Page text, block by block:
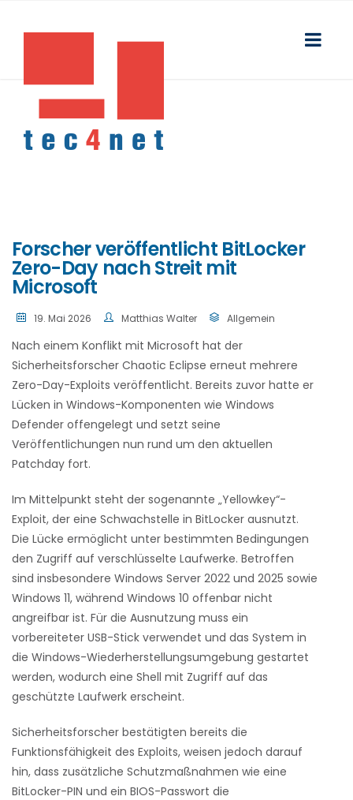
Forscher veröffentlicht BitLocker
Zero-Day nach Streit mit
Microsoft
19. Mai 2026 Matthias Walter Allgemein
Nach einem Konflikt mit Microsoft hat der
Sicherheitsforscher Chaotic Eclipse erneut mehrere
Zero-Day-Exploits veröffentlicht. Bereits zuvor hatte er
Lücken in Windows-Komponenten wie Windows
Defender offengelegt und setzt seine
Veröffentlichungen nun rund um den aktuellen
Patchday fort.
Im Mittelpunkt steht der sogenannte „Yellowkey“-
Exploit, der eine Schwachstelle in BitLocker ausnutzt.
Die Lücke ermöglicht unter bestimmten Bedingungen
den Zugriff auf verschlüsselte Laufwerke. Betroffen
sind insbesondere Windows Server 2022 und 2025 sowie
Windows 11, während Windows 10 offenbar nicht
angreifbar ist. Für die Ausnutzung muss ein
vorbereiteter USB-Stick verwendet und das System in
die Windows-Wiederherstellungsumgebung gestartet
werden, wodurch eine Shell mit Zugriff auf das
geschützte Laufwerk erscheint.
Sicherheitsforscher bestätigten bereits die
Funktionsfähigkeit des Exploits, weisen jedoch darauf
hin, dass zusätzliche Schutzmaßnahmen wie eine
BitLocker-PIN und ein BIOS-Passwort die